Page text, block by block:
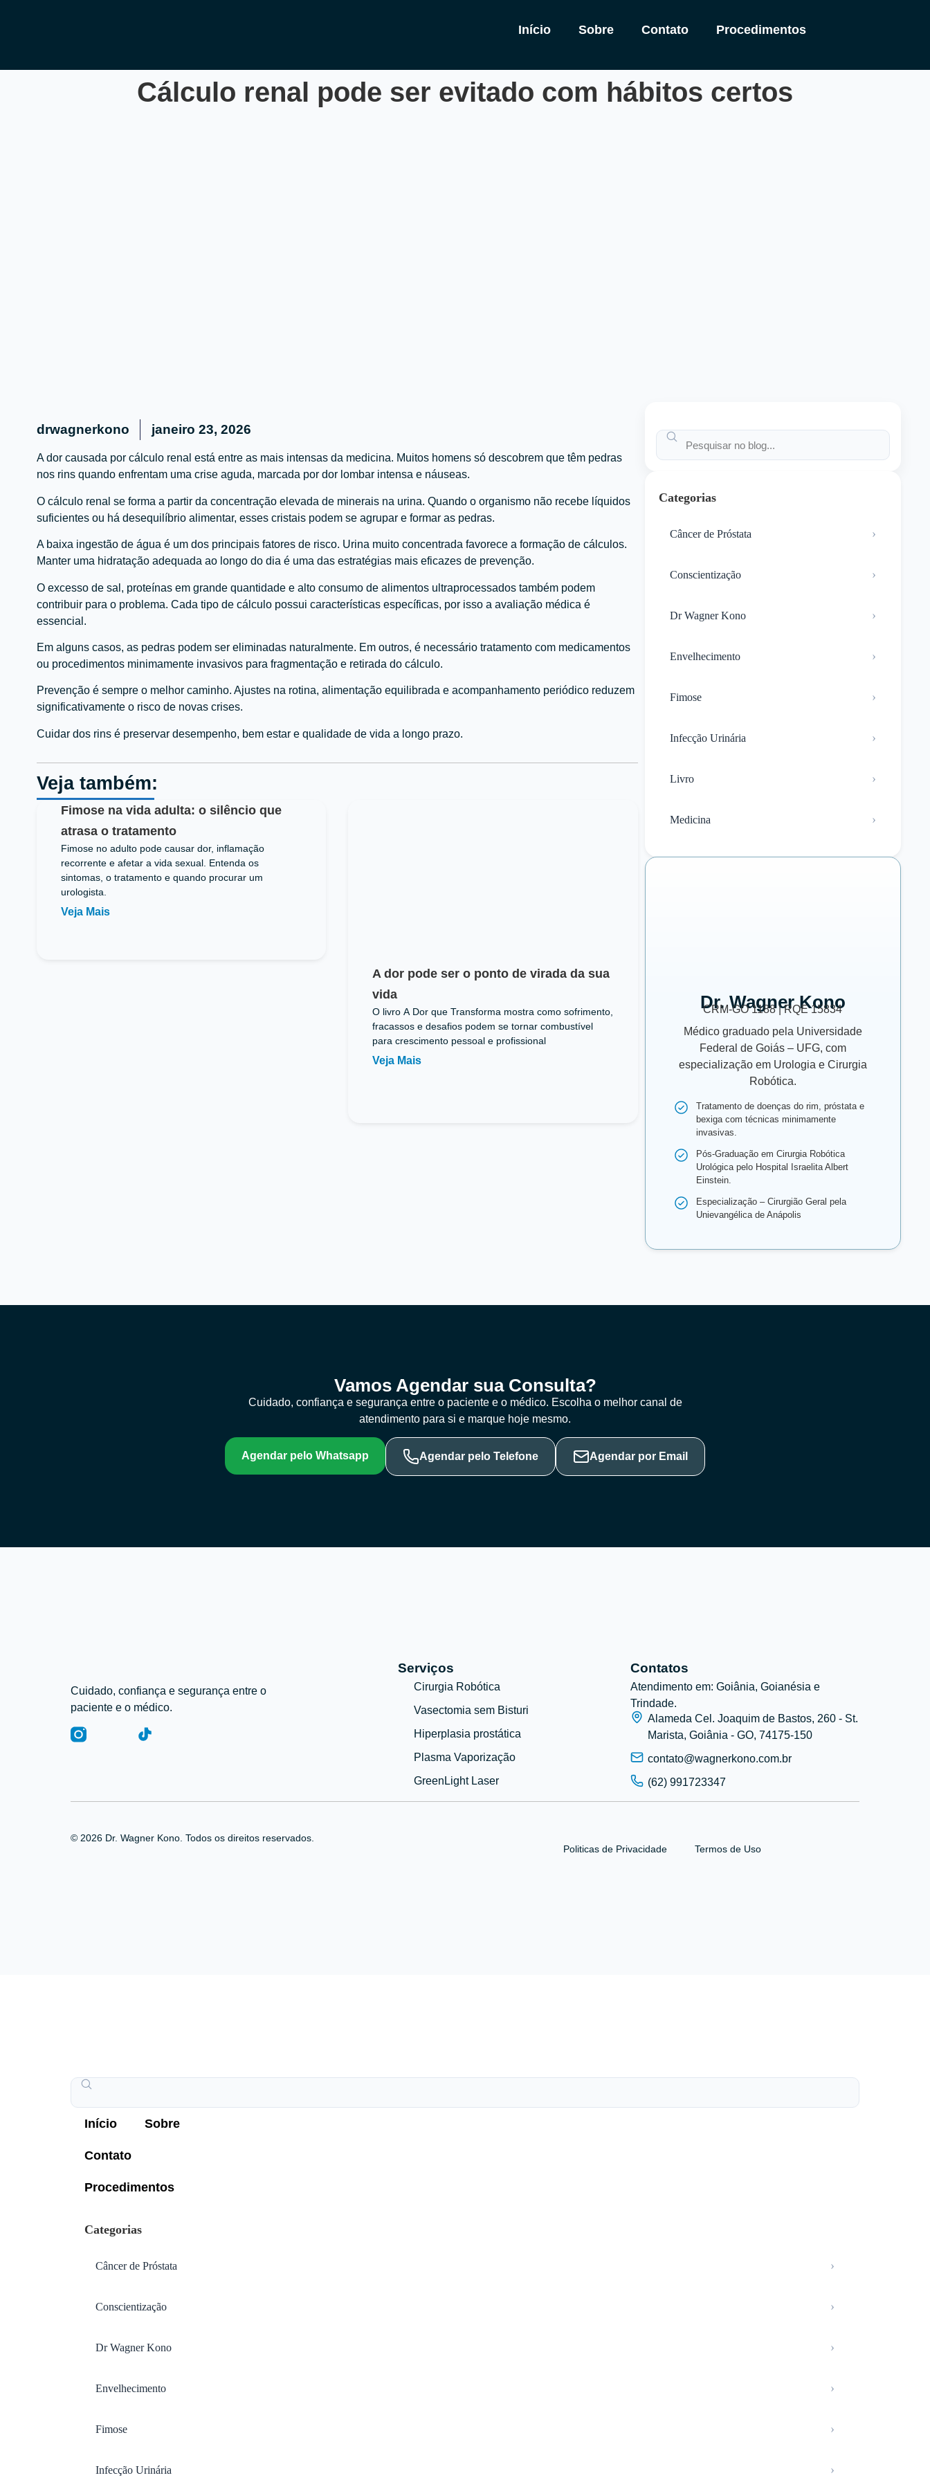
Início Sobre Contato Procedimentos
Cálculo renal pode ser evitado com hábitos certos
drwagnerkono janeiro 23, 2026
A dor causada por cálculo renal está entre as mais intensas da medicina. Muitos homens só descobrem que têm pedras
nos rins quando enfrentam uma crise aguda, marcada por dor lombar intensa e náuseas.
O cálculo renal se forma a partir da concentração elevada de minerais na urina. Quando o organismo não recebe líquidos
suficientes ou há desequilíbrio alimentar, esses cristais podem se agrupar e formar as pedras.
A baixa ingestão de água é um dos principais fatores de risco. Urina muito concentrada favorece a formação de cálculos.
Manter uma hidratação adequada ao longo do dia é uma das estratégias mais eficazes de prevenção.
O excesso de sal, proteínas em grande quantidade e alto consumo de alimentos ultraprocessados também podem
contribuir para o problema. Cada tipo de cálculo possui características específicas, por isso a avaliação médica é
essencial.
Em alguns casos, as pedras podem ser eliminadas naturalmente. Em outros, é necessário tratamento com medicamentos
ou procedimentos minimamente invasivos para fragmentação e retirada do cálculo.
Prevenção é sempre o melhor caminho. Ajustes na rotina, alimentação equilibrada e acompanhamento periódico reduzem
significativamente o risco de novas crises.
Cuidar dos rins é preservar desempenho, bem estar e qualidade de vida a longo prazo.
Veja também:
Fimose na vida adulta: o silêncio que
atrasa o tratamento
Fimose no adulto pode causar dor, inflamação
recorrente e afetar a vida sexual. Entenda os
sintomas, o tratamento e quando procurar um
urologista.
Veja Mais
A dor pode ser o ponto de virada da sua
vida
O livro A Dor que Transforma mostra como sofrimento,
fracassos e desafios podem se tornar combustível
para crescimento pessoal e profissional
Veja Mais
Categorias
Câncer de Próstata
Conscientização
Dr Wagner Kono
Envelhecimento
Fimose
Infecção Urinária
Livro
Medicina
Dr. Wagner Kono
CRM-GO 1188 | RQE 15834
Médico graduado pela Universidade
Federal de Goiás – UFG, com
especialização em Urologia e Cirurgia
Robótica.
Tratamento de doenças do rim, próstata e
bexiga com técnicas minimamente
invasivas.
Pós-Graduação em Cirurgia Robótica
Urológica pelo Hospital Israelita Albert
Einstein.
Especialização – Cirurgião Geral pela
Unievangélica de Anápolis
Vamos Agendar sua Consulta?
Cuidado, confiança e segurança entre o paciente e o médico. Escolha o melhor canal de
atendimento para si e marque hoje mesmo.
Agendar pelo Whatsapp Agendar pelo Telefone Agendar por Email
Cuidado, confiança e segurança entre o
paciente e o médico.
Serviços
Cirurgia Robótica
Vasectomia sem Bisturi
Hiperplasia prostática
Plasma Vaporização
GreenLight Laser
Contatos
Atendimento em: Goiânia, Goianésia e
Trindade.
Alameda Cel. Joaquim de Bastos, 260 - St.
Marista, Goiânia - GO, 74175-150
contato@wagnerkono.com.br
(62) 991723347
© 2026 Dr. Wagner Kono. Todos os direitos reservados.
Politicas de Privacidade
Termos de Uso
Início Sobre
Contato
Procedimentos
Categorias
Câncer de Próstata
Conscientização
Dr Wagner Kono
Envelhecimento
Fimose
Infecção Urinária